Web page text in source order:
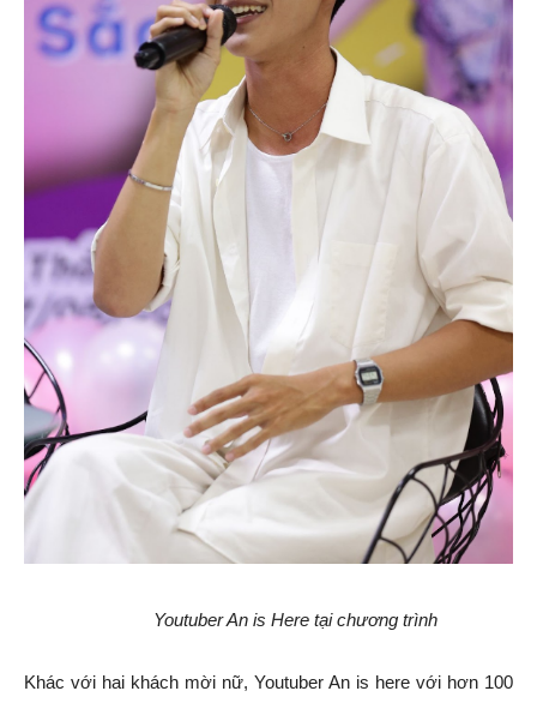
Youtuber An is Here tại chương trình
Khác với hai khách mời nữ, Youtuber An is here với hơn 100